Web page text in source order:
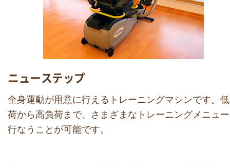
ニューステップ
全身運動が用意に行えるトレーニングマシンです。
荷から高負荷まで、さまざまなトレーニングメニュ
行なうことが可能です。